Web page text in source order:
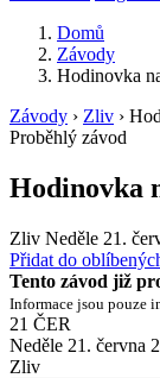
Domů
Závody
Hodinovka
Závody › Zliv ›
Proběhlý závod
Hodinovka
Zliv Neděle 21.
Přidat do
Tento závod již
Informace jsou pouze
21 ČER
Neděle 21. června
Zliv